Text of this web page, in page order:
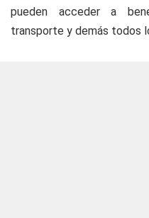
pueden acceder a
transporte y demás todos